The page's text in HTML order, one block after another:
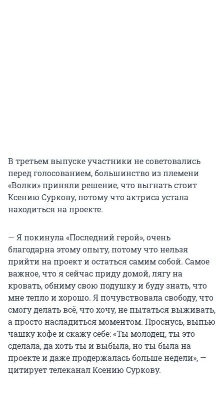
В третьем выпуске участники не советовались
перед голосованием, большинство из племени
«Волки» приняли решение, что выгнать стоит
Ксению Суркову, потому что актриса устала
находиться на проекте.
— Я покинула «Последний герой», очень
благодарна этому опыту, потому что нельзя
прийти на проект и остаться самим собой. Самое
важное, что я сейчас приду домой, лягу на
кровать, обниму свою подушку и буду знать, что
мне тепло и хорошо. Я почувствовала свободу, что
смогу делать всё, что хочу, не пытаться выживать,
а просто насладиться моментом. Проснусь, выпью
чашку кофе и скажу себе: «Ты молодец, ты это
сделала, да хоть ты и выбыла, но ты была на
проекте и даже продержалась больше недели», —
цитирует телеканал Ксению Суркову.